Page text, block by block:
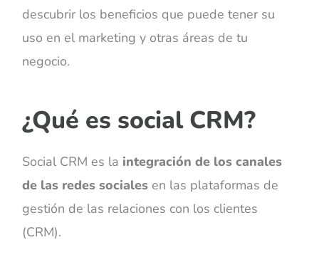
descubrir los beneficios que puede tener su
uso en el marketing y otras áreas de tu
negocio.
¿Qué es social CRM?
Social CRM es la integración de los canales
de las redes sociales en las plataformas de
gestión de las relaciones con los clientes
(CRM).